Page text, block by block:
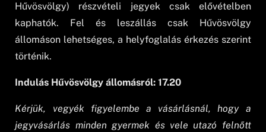
Hűvösvölgy) részvételi jegyek csak elővételben
kaphatók. Fel és leszállás csak Hűvösvölgy
állomáson lehetséges, a helyfoglalás érkezés szerint
történik.
Indulás Hűvösvölgy állomásról: 17.20
Kérjük, vegyék figyelembe a vásárlásnál, hogy a
jegyvásárlás minden gyermek és vele utazó felnőtt